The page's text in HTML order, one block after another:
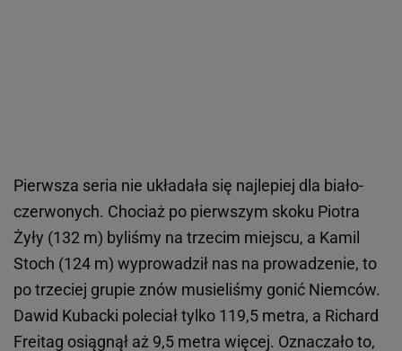
Pierwsza seria nie układała się najlepiej dla biało-
czerwonych. Chociaż po pierwszym skoku Piotra
Żyły (132 m) byliśmy na trzecim miejscu, a Kamil
Stoch (124 m) wyprowadził nas na prowadzenie, to
po trzeciej grupie znów musieliśmy gonić Niemców.
Dawid Kubacki poleciał tylko 119,5 metra, a Richard
Freitag osiągnął aż 9,5 metra więcej. Oznaczało to,